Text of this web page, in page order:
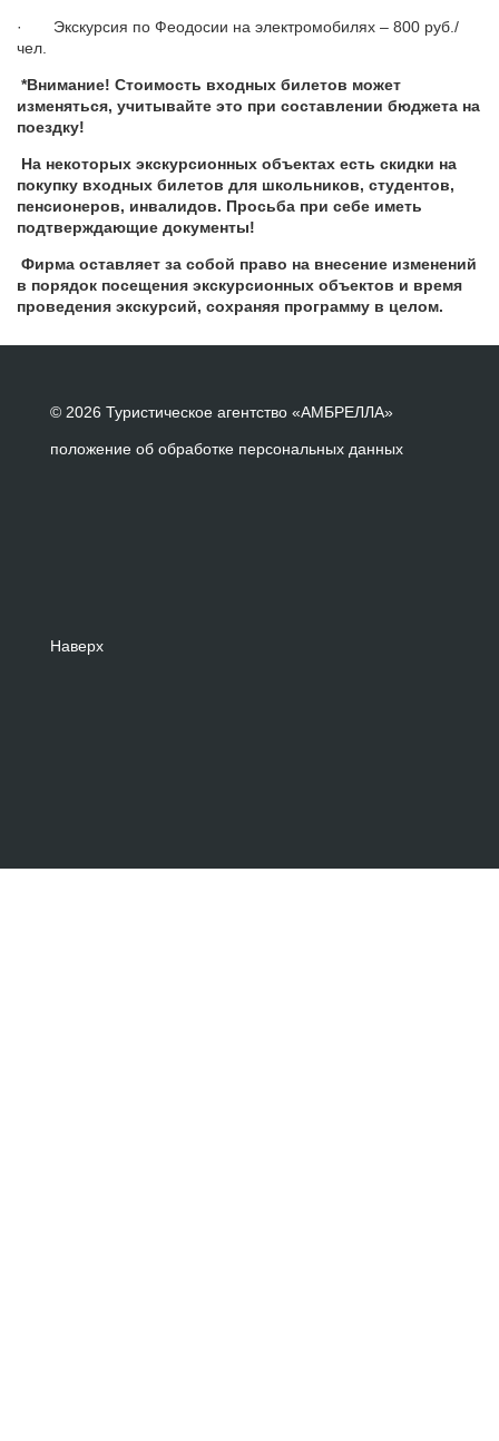
· Экскурсия по Феодосии на электромобилях – 800 руб./
чел.
*Внимание! Стоимость входных билетов может
изменяться, учитывайте это при составлении бюджета на
поездку!
На некоторых экскурсионных объектах есть скидки на
покупку входных билетов для школьников, студентов,
пенсионеров, инвалидов. Просьба при себе иметь
подтверждающие документы!
Фирма оставляет за собой право на внесение изменений
в порядок посещения экскурсионных объектов и время
проведения экскурсий, сохраняя программу в целом.
© 2026 Туристическое агентство «АМБРЕЛЛА»
положение об обработке персональных данных
Наверх